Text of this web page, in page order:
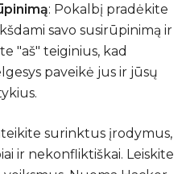
: Pokalbį pradėkite
savo susirūpinimą ir
"aš" teiginius, kad
paveikė jus ir jūsų
surinktus įrodymus,
ir nekonfliktiškai. Leiskite